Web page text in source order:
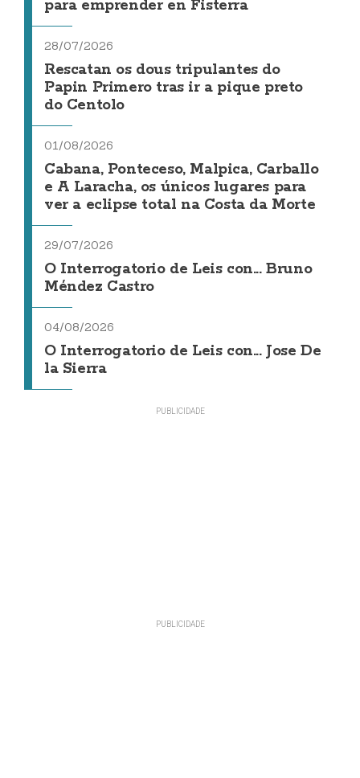
para emprender en Fisterra
28/07/2026
Rescatan os dous tripulantes do
Papin Primero tras ir a pique preto
do Centolo
01/08/2026
Cabana, Ponteceso, Malpica, Carballo
e A Laracha, os únicos lugares para
ver a eclipse total na Costa da Morte
29/07/2026
O Interrogatorio de Leis con... Bruno
Méndez Castro
04/08/2026
O Interrogatorio de Leis con... Jose De
la Sierra